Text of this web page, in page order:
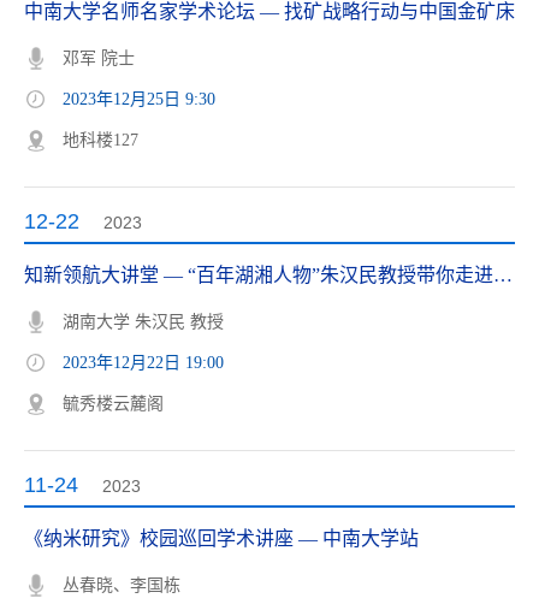
中南大学名师名家学术论坛 — 找矿战略行动与中国金矿床
邓军 院士
2023年12月25日 9:30
地科楼127
12-22 2023
知新领航大讲堂 — “百年湖湘人物”朱汉民教授带你走进《中庸》之道
湖南大学 朱汉民 教授
2023年12月22日 19:00
毓秀楼云麓阁
11-24 2023
《纳米研究》校园巡回学术讲座 — 中南大学站
丛春晓、李国栋